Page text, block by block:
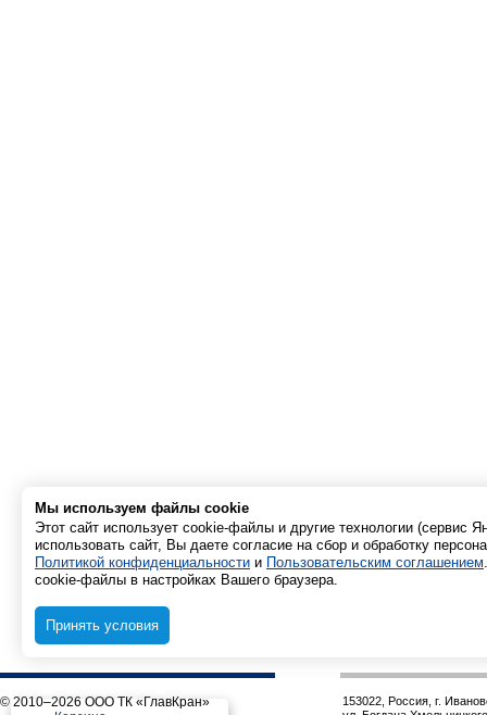
© 2010–2026 ООО ТК «ГлавКран»
153022, Россия, г.
Мы используем файлы cookie
Этот сайт использует cookie-файлы и другие технологии (сервис
использовать сайт, Вы даете согласие на сбор и обработку
Политикой конфиденциальности и Пользовательским соглашением
cookie-файлы в настройках Вашего браузера.
Принять условия